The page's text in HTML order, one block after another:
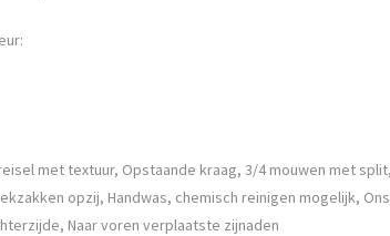
met textuur, Opstaande kraag, 3/4 mouwen met
opzij, Handwas, chemisch reinigen mogelijk,
Naar voren verplaatste zijnaden